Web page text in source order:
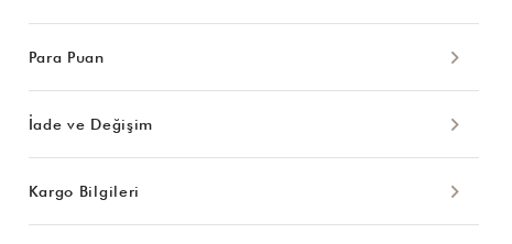
Para Puan
İade ve Değişim
Kargo Bilgileri